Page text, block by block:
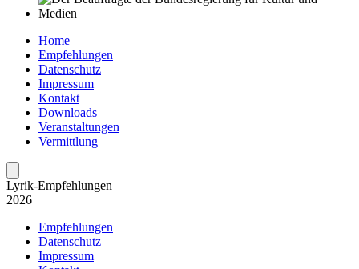
Home
Empfehlungen
Datenschutz
Impressum
Kontakt
Downloads
Veranstaltungen
Vermittlung
Lyrik-Empfeh­lungen
2026
Empfehlungen
Datenschutz
Impressum